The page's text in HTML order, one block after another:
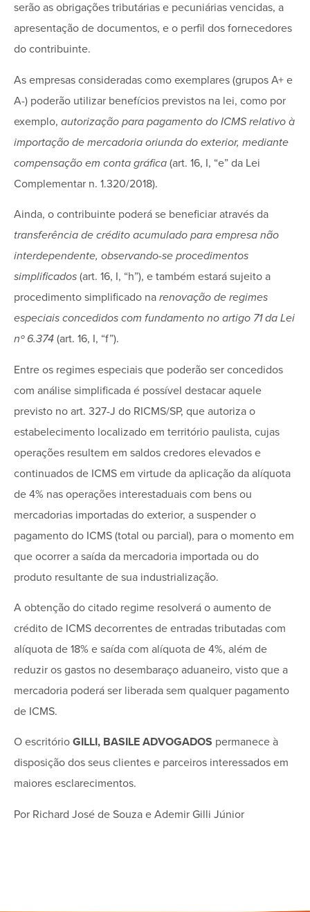
serão as obrigações tributárias e pecuniárias vencidas, a
apresentação de documentos, e o perfil dos fornecedores
do contribuinte.
As empresas consideradas como exemplares (grupos A+ e
A-) poderão utilizar benefícios previstos na lei, como por
exemplo, autorização para pagamento do ICMS relativo à
importação de mercadoria oriunda do exterior, mediante
compensação em conta gráfica (art. 16, I, “e” da Lei
Complementar n. 1.320/2018).
Ainda, o contribuinte poderá se beneficiar através da
transferência de crédito acumulado para empresa não
interdependente, observando-se procedimentos
simplificados (art. 16, I, “h”), e também estará sujeito a
procedimento simplificado na renovação de regimes
especiais concedidos com fundamento no artigo 71 da Lei
nº 6.374 (art. 16, I, “f”).
Entre os regimes especiais que poderão ser concedidos
com análise simplificada é possível destacar aquele
previsto no art. 327-J do RICMS/SP, que autoriza o
estabelecimento localizado em território paulista, cujas
operações resultem em saldos credores elevados e
continuados de ICMS em virtude da aplicação da alíquota
de 4% nas operações interestaduais com bens ou
mercadorias importadas do exterior, a suspender o
pagamento do ICMS (total ou parcial), para o momento em
que ocorrer a saída da mercadoria importada ou do
produto resultante de sua industrialização.
A obtenção do citado regime resolverá o aumento de
crédito de ICMS decorrentes de entradas tributadas com
alíquota de 18% e saída com alíquota de 4%, além de
reduzir os gastos no desembaraço aduaneiro, visto que a
mercadoria poderá ser liberada sem qualquer pagamento
de ICMS.
O escritório GILLI, BASILE ADVOGADOS permanece à
disposição dos seus clientes e parceiros interessados em
maiores esclarecimentos.
Por Richard José de Souza e Ademir Gilli Júnior